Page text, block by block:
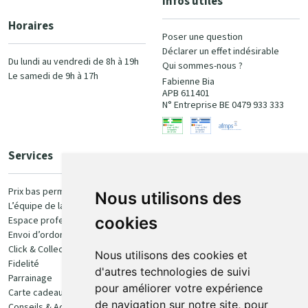
Nous utilisons des
cookies
Nous utilisons des cookies et
d'autres technologies de suivi
pour améliorer votre expérience
de navigation sur notre site, pour
Horaires
Du lundi au vendredi de 8h à 19h
Le samedi de 9h à 17h
Poser une question
Déclarer un effet indésirable
Qui sommes-nous ?
Fabienne Bia
APB 611401
N° Entreprise BE 0479 933 333
Services
Prix bas permanent
L’équipe de la pharmacie
Espace professionnel
Envoi d’ordonnance
Click & Collect
Fidelité
Parrainage
Carte cadeau
100% sécurisé
Retrait et livraison